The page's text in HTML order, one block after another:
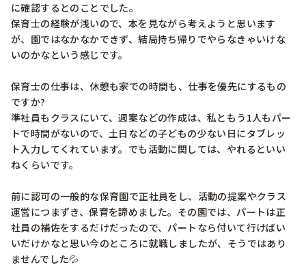
に確認するとのことでした。
保育士の経験が浅いので、本を見ながら考えようと思います
が、園ではなかなかできず、結局持ち帰りでやらなきゃいけな
いのかなという感じです。
保育士の仕事は、休憩も家での時間も、仕事を優先にするもの
ですか?
準社員もクラスにいて、週案などの作成は、私ともう1人もパー
トで時間がないので、土日などの子どもの少ない日にタブレッ
ト入力してくれています。でも活動に関しては、やれるといい
ねくらいです。
前に認可の一般的な保育園で正社員をし、活動の提案やクラス
運営につまずき、保育を諦めました。その園では、パートは正
社員の補佐をするだけだったので、パートなら付いて行けばい
いだけかなと思い今のところに就職しましたが、そうではあり
ませんでした💦